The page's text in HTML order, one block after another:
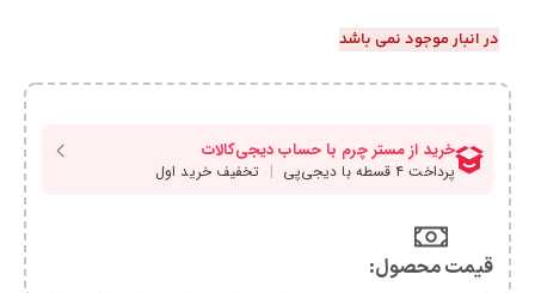
در انبار موجود نمی باشد
قیمت محصول:​